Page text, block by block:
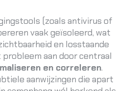
(zoals antivirus of
vaak geïsoleerd, wat
en losstaande
aan door centraal
en correleren.
aanwijzingen die apart